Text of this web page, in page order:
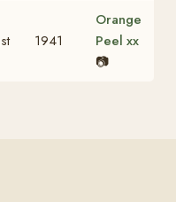
1941
Orange
Peel xx
📷